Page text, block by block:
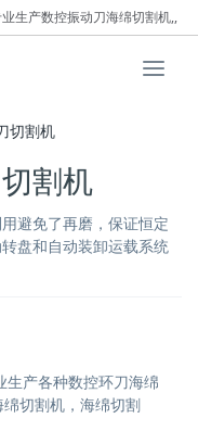
生产数控振动刀海绵切割机,,
T
n
a
i
割机
避免了再磨，保证恒定
盘和自动装卸运载系统
生产各种数控环刀海绵
切割机，海绵切割